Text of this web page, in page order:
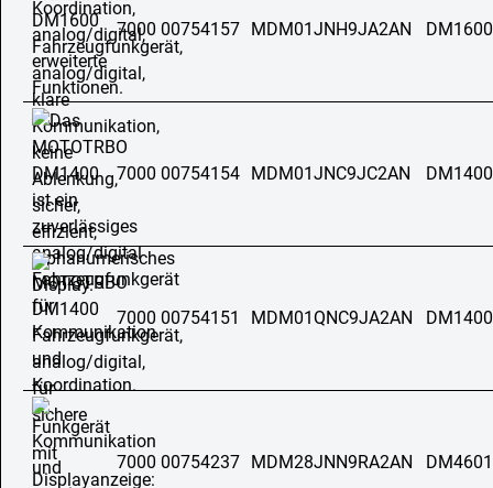
7000 00754157 MDM01JNH9JA2AN
7000 00754154 MDM01JNC9JC2AN
7000 00754151 MDM01QNC9JA2AN
7000 00754237 MDM28JNN9RA2AN